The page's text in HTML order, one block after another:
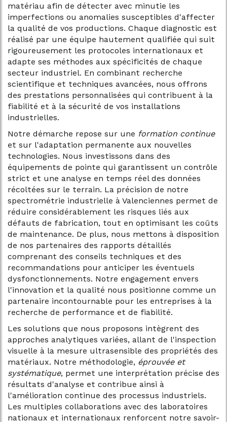
matériau afin de détecter avec minutie les
imperfections ou anomalies susceptibles d'affecter
la qualité de vos productions. Chaque diagnostic est
réalisé par une équipe hautement qualifiée qui suit
rigoureusement les protocoles internationaux et
adapte ses méthodes aux spécificités de chaque
secteur industriel. En combinant recherche
scientifique et techniques avancées, nous offrons
des prestations personnalisées qui contribuent à la
fiabilité et à la sécurité de vos installations
industrielles.
Notre démarche repose sur une formation continue
et sur l'adaptation permanente aux nouvelles
technologies. Nous investissons dans des
équipements de pointe qui garantissent un contrôle
strict et une analyse en temps réel des données
récoltées sur le terrain. La précision de notre
spectrométrie industrielle à Valenciennes permet de
réduire considérablement les risques liés aux
défauts de fabrication, tout en optimisant les coûts
de maintenance. De plus, nous mettons à disposition
de nos partenaires des rapports détaillés
comprenant des conseils techniques et des
recommandations pour anticiper les éventuels
dysfonctionnements. Notre engagement envers
l'innovation et la qualité nous positionne comme un
partenaire incontournable pour les entreprises à la
recherche de performance et de fiabilité.
Les solutions que nous proposons intègrent des
approches analytiques variées, allant de l'inspection
visuelle à la mesure ultrasensible des propriétés des
matériaux. Notre méthodologie, éprouvée et
systématique, permet une interprétation précise des
résultats d'analyse et contribue ainsi à
l'amélioration continue des processus industriels.
Les multiples collaborations avec des laboratoires
nationaux et internationaux renforcent notre savoir-